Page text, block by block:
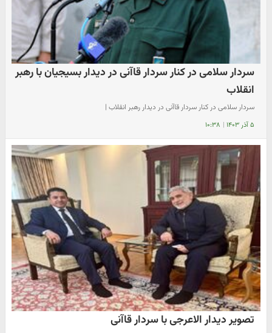
سردار سلامی در کنار سردار قاآنی در دیدار بسیجیان با رهبر
انقلاب
سردار سلامی در کنار سردار قاآنی در دیدار رهبر انقلاب |
۵ آذر ۱۴۰۳ | ۱۰:۳۸
تصویر دیدار الاعرجی با سردار قاآنی